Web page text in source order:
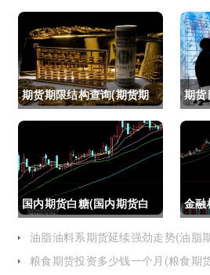
期货期限结构查询(期货期
限结构)
期货
日线
国内期货白糖(国内期货白
糖合约是怎么交割)
金融
指期
最长
油脂油料系期货延续强劲走势(油脂
粮食期货投资多少钱一个月(粮食期